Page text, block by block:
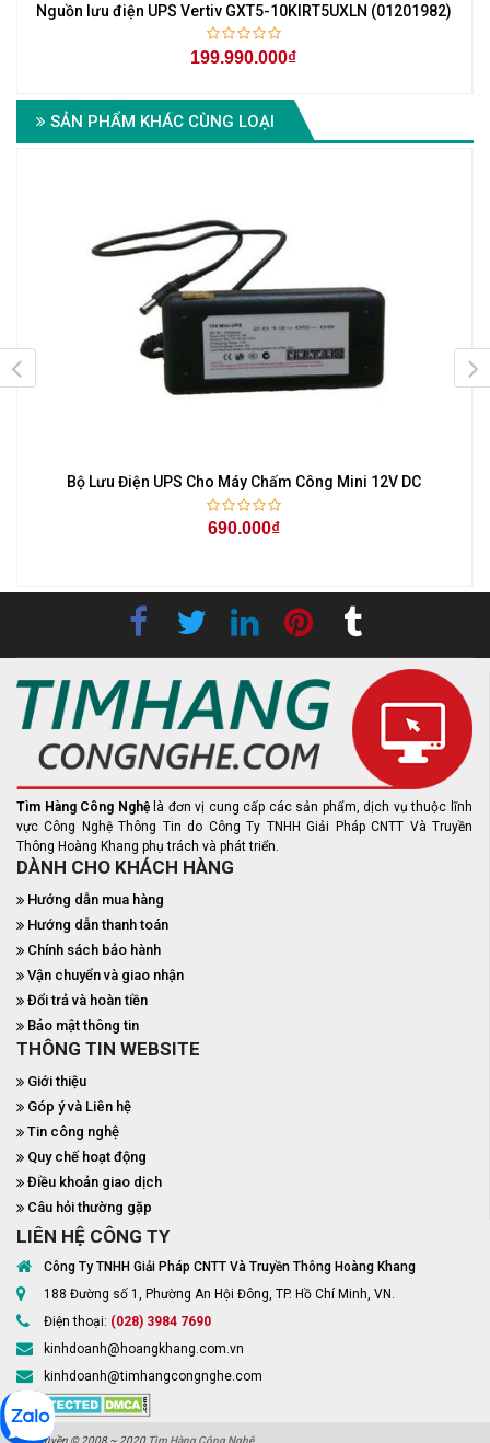
Nguồn lưu điện UPS Vertiv GXT5-10KIRT5UXLN (01201982)
199.990.000₫
SẢN PHẨM KHÁC CÙNG LOẠI
Bộ Lưu Điện UPS Cho Máy Chấm Công Mini 12V DC
690.000₫
Tìm Hàng Công Nghệ là đơn vị cung cấp các sản phẩm, dịch vụ thuộc lĩnh
vực Công Nghệ Thông Tin do Công Ty TNHH Giải Pháp CNTT Và Truyền
Thông Hoàng Khang phụ trách và phát triển.
DÀNH CHO KHÁCH HÀNG
Hướng dẫn mua hàng
Hướng dẫn thanh toán
Chính sách bảo hành
Vận chuyển và giao nhận
Đổi trả và hoàn tiền
Bảo mật thông tin
THÔNG TIN WEBSITE
Giới thiệu
Góp ý và Liên hệ
Tin công nghệ
Quy chế hoạt động
Điều khoản giao dịch
Câu hỏi thường gặp
LIÊN HỆ CÔNG TY
Công Ty TNHH Giải Pháp CNTT Và Truyền Thông Hoàng Khang
188 Đường số 1, Phường An Hội Đông, TP. Hồ Chí Minh, VN.
Điện thoại: (028) 3984 7690
kinhdoanh@hoangkhang.com.vn
kinhdoanh@timhangcongnghe.com